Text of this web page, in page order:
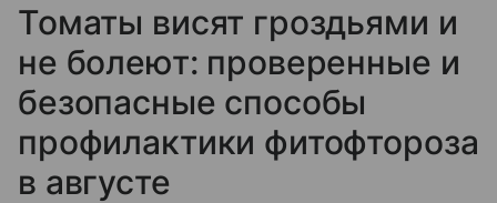
Томаты висят гроздьями и
не болеют: проверенные и
безопасные способы
профилактики фитофтороза
в августе